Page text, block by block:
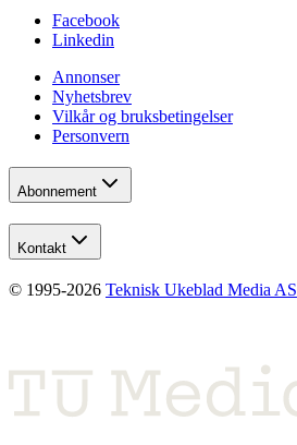
Facebook
Linkedin
Annonser
Nyhetsbrev
Vilkår og bruksbetingelser
Personvern
Abonnement
Kontakt
© 1995-2026 Teknisk Ukeblad Media AS